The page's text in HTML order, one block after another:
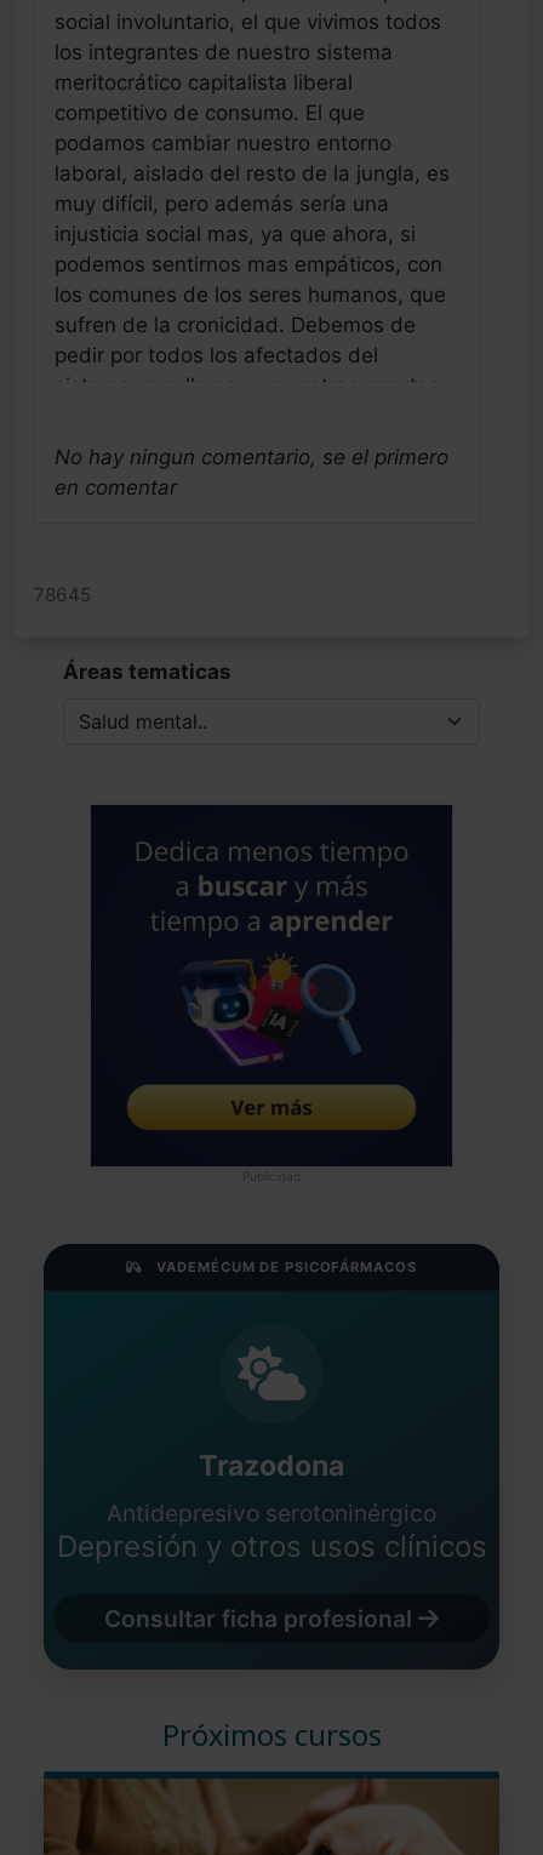
social involuntario, el que vivimos todos
los integrantes de nuestro sistema
meritocrático capitalista liberal
competitivo de consumo. El que
podamos cambiar nuestro entorno
laboral, aislado del resto de la jungla, es
muy difícil, pero además sería una
injusticia social mas, ya que ahora, si
podemos sentirnos mas empáticos, con
los comunes de los seres humanos, que
sufren de la cronicidad. Debemos de
pedir por todos los afectados del
sistema, que llaman a nuestras puertas
también en nuestra profesión
fundamentalmente lo que les interesa, es
personalizados, basados en la evidencia
médica, el futuro que nos viene para
siempre al final, cuando los sintomas,
tratamientos. Añadir que a este mar de
fondo social o sistémico, nos está dando
señales de desajustes crónicos hace
tiempo, siendo los mas vulnerables
aquellos elegidos por su naturaleza
biológica genética. Saludos alegres del
neandertal hiperactivo de Sevilla
Jose Luis Frias Pulido
Médico - España
Fecha: 14/11/2025
No hay ningun comentario, se el primero
en comentar
78645
Áreas tematicas
Publicidad
VADEMÉCUM DE PSICOFÁRMACOS
Trazodona
Antidepresivo serotoninérgico
Depresión y otros usos clínicos
Consultar ficha profesional
Próximos cursos